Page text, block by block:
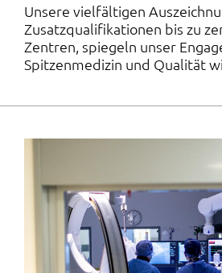
Unsere vielfältigen
Zusatzqualifikationen bis zu
Zentren, spiegeln unser
Spitzenmedizin und Qualität